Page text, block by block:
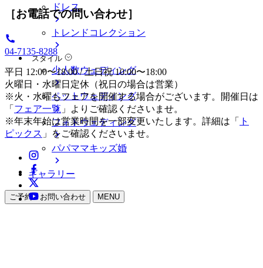
ドレス
トレンドコレクション
スタイル
少人数ウェディング
ペットウェディング
フォトウェディング
パパママキッズ婚
ギャラリー
ご予約・お問い合わせ MENU
［お電話での問い合わせ］
04-7135-8288
平日 12:00〜18:00 / 土日祝 10:00〜18:00
火曜日・水曜日定休（祝日の場合は営業）
※火・水曜もフェアを開催する場合がございます。開催日は
「 フェア一覧 」よりご確認くださいませ。
※年末年始は営業時間を一部変更いたします。詳細は「
ト
ピックス 」をご確認くださいませ。